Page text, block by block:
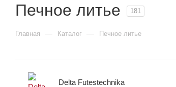
Печное литье 181
Главная — Каталог — Печное литье
Delta Futestechnika